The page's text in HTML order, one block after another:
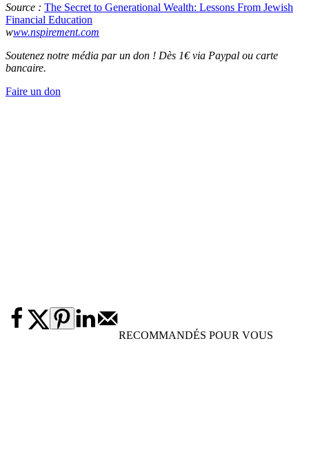
Source : The Secret to Generational Wealth: Lessons From Jewish
Financial Education
www.nspirement.com
Soutenez notre média par un don ! Dès 1€ via Paypal ou carte
bancaire.
Faire un don
RECOMMANDÉS POUR VOUS